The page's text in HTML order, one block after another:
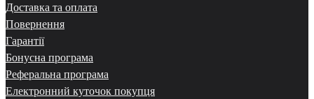
Доставка та оплата
Повернення
Гарантії
Бонусна програма
Реферальна програма
Електронний куточок покупця